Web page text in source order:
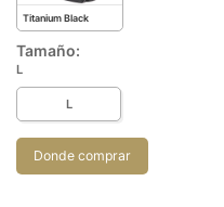
Titanium Black
Tamaño:
L
L
Donde comprar